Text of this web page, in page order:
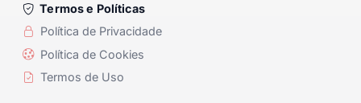
Termos e Políticas
Política de Privacidade
Política de Cookies
Termos de Uso